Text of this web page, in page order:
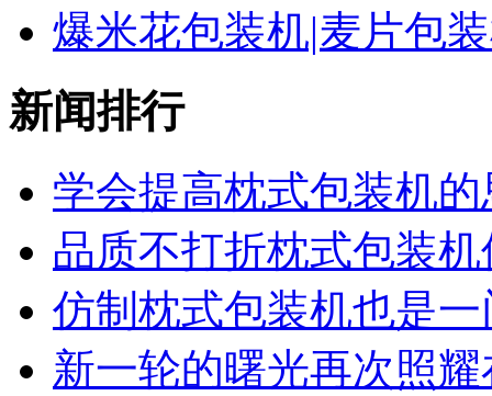
爆米花包装机|麦片包
新闻排行
学会提高枕式包装机
品质不打折枕式包装
仿制枕式包装机也是一
新一轮的曙光再次照